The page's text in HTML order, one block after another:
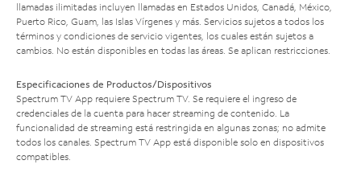
llamadas ilimitadas incluyen llamadas en Estados Unidos, Canadá, México,
Puerto Rico, Guam, las Islas Vírgenes y más. Servicios sujetos a todos los
términos y condiciones de servicio vigentes, los cuales están sujetos a
cambios. No están disponibles en todas las áreas. Se aplican restricciones.
Especificaciones de Productos/Dispositivos
Spectrum TV App requiere Spectrum TV. Se requiere el ingreso de
credenciales de la cuenta para hacer streaming de contenido. La
funcionalidad de streaming está restringida en algunas zonas; no admite
todos los canales. Spectrum TV App está disponible solo en dispositivos
compatibles.